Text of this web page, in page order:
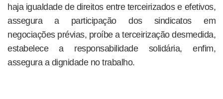
haja igualdade de direitos entre terceirizados e efetivos,
assegura a participação dos sindicatos em
negociações prévias, proíbe a terceirização desmedida,
estabelece a responsabilidade solidária, enfim,
assegura a dignidade no trabalho.